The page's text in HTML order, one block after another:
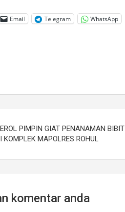
Email Telegram WhatsApp
PIMPIN GIAT PENANAMAN BIBIT
KOMPLEK MAPOLRES ROHUL
komentar anda